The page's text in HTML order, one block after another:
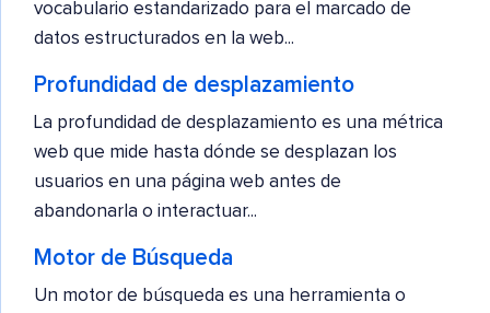
vocabulario estandarizado para el marcado de
datos estructurados en la web...
Profundidad de desplazamiento
La profundidad de desplazamiento es una métrica
web que mide hasta dónde se desplazan los
usuarios en una página web antes de
abandonarla o interactuar...
Motor de Búsqueda
Un motor de búsqueda es una herramienta o